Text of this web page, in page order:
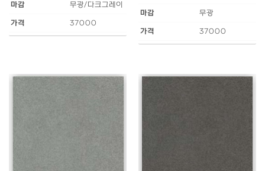
마감 무광/다크그레이
가격 37000
마감 무광
가격 37000